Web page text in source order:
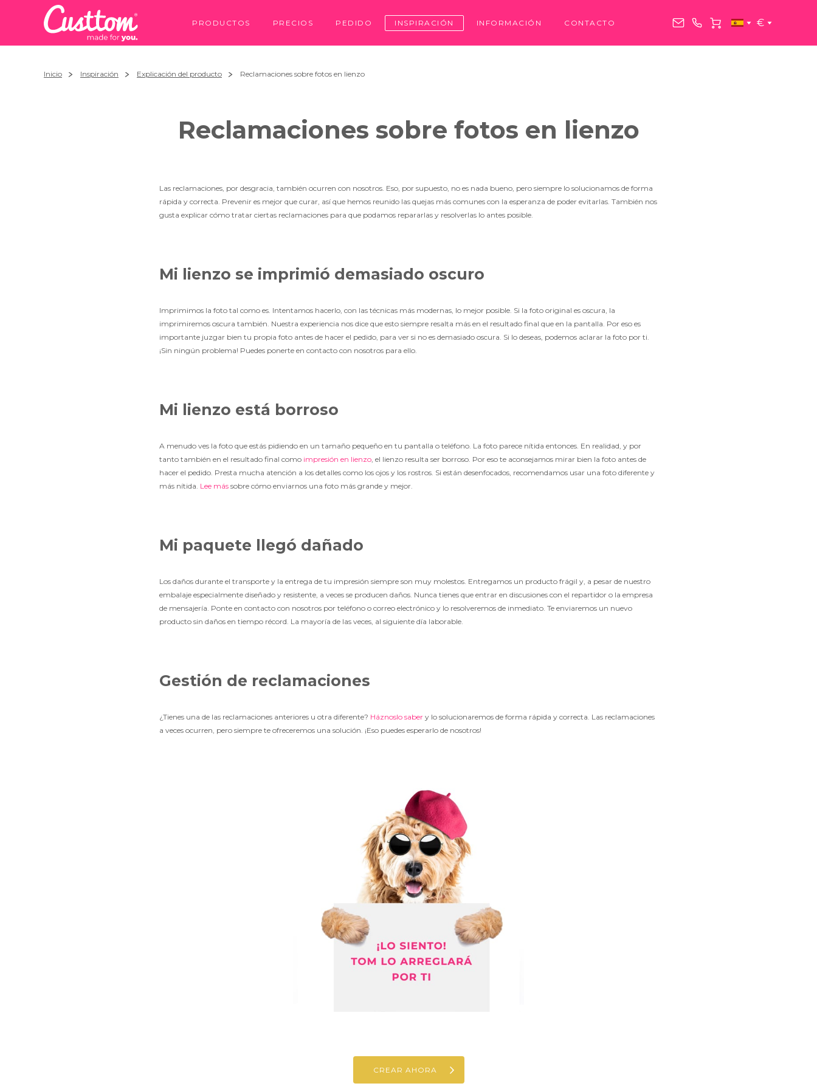
PRODUCTOS PRECIOS PEDIDO INSPIRACIÓN INFORMACIÓN CONTACTO €
Inicio Inspiración Explicación del producto Reclamaciones sobre fotos en lienzo
Reclamaciones sobre fotos en lienzo
Las reclamaciones, por desgracia, también ocurren con nosotros. Eso, por supuesto, no es nada bueno, pero siempre lo solucionamos de forma
rápida y correcta. Prevenir es mejor que curar, así que hemos reunido las quejas más comunes con la esperanza de poder evitarlas. También nos
gusta explicar cómo tratar ciertas reclamaciones para que podamos repararlas y resolverlas lo antes posible.
Mi lienzo se imprimió demasiado oscuro
Imprimimos la foto tal como es. Intentamos hacerlo, con las técnicas más modernas, lo mejor posible. Si la foto original es oscura, la
imprimiremos oscura también. Nuestra experiencia nos dice que esto siempre resalta más en el resultado final que en la pantalla. Por eso es
importante juzgar bien tu propia foto antes de hacer el pedido, para ver si no es demasiado oscura. Si lo deseas, podemos aclarar la foto por ti.
¡Sin ningún problema! Puedes ponerte en contacto con nosotros para ello.
Mi lienzo está borroso
A menudo ves la foto que estás pidiendo en un tamaño pequeño en tu pantalla o teléfono. La foto parece nítida entonces. En realidad, y por
tanto también en el resultado final como impresión en lienzo, el lienzo resulta ser borroso. Por eso te aconsejamos mirar bien la foto antes de
hacer el pedido. Presta mucha atención a los detalles como los ojos y los rostros. Si están desenfocados, recomendamos usar una foto diferente y
más nítida. Lee más sobre cómo enviarnos una foto más grande y mejor.
Mi paquete llegó dañado
Los daños durante el transporte y la entrega de tu impresión siempre son muy molestos. Entregamos un producto frágil y, a pesar de nuestro
embalaje especialmente diseñado y resistente, a veces se producen daños. Nunca tienes que entrar en discusiones con el repartidor o la empresa
de mensajería. Ponte en contacto con nosotros por teléfono o correo electrónico y lo resolveremos de inmediato. Te enviaremos un nuevo
producto sin daños en tiempo récord. La mayoría de las veces, al siguiente día laborable.
Gestión de reclamaciones
¿Tienes una de las reclamaciones anteriores u otra diferente? Háznoslo saber y lo solucionaremos de forma rápida y correcta. Las reclamaciones
a veces ocurren, pero siempre te ofreceremos una solución. ¡Eso puedes esperarlo de nosotros!
CREAR AHORA